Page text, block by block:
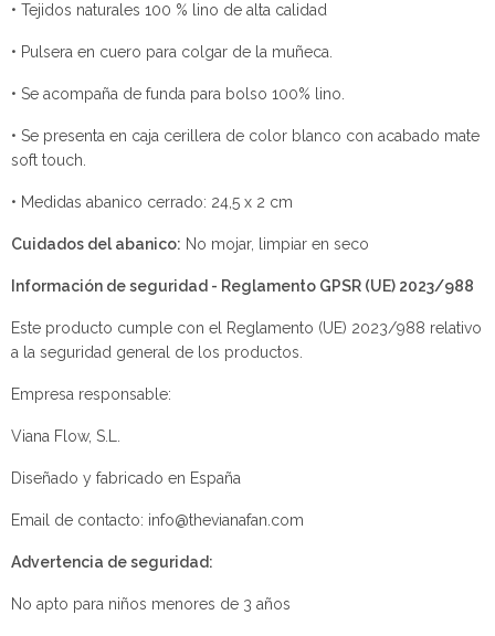
• Tejidos naturales 100 % lino de alta calidad
• Pulsera en cuero para colgar de la muñeca.
• Se acompaña de funda para bolso 100% lino.
• Se presenta en caja cerillera de color blanco con acabado mate
soft touch.
• Medidas abanico cerrado: 24,5 x 2 cm
Cuidados del abanico: No mojar, limpiar en seco
Información de seguridad - Reglamento GPSR (UE) 2023/988
Este producto cumple con el Reglamento (UE) 2023/988 relativo
a la seguridad general de los productos.
Empresa responsable:
Viana Flow, S.L.
Diseñado y fabricado en España
Email de contacto: info@thevianafan.com
Advertencia de seguridad:
No apto para niños menores de 3 años